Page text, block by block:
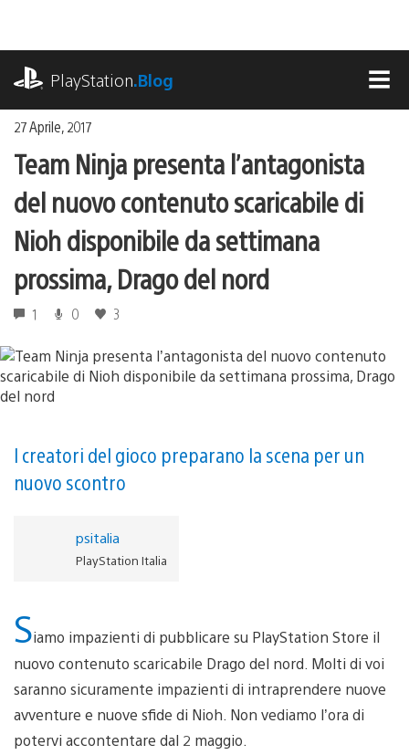
contenuto
PlayStation.Blog
27 Aprile, 2017
Team Ninja presenta l’antagonista
del nuovo contenuto scaricabile di
Nioh disponibile da settimana
prossima, Drago del nord
1 0 3
I creatori del gioco preparano la scena per un
nuovo scontro
psitalia
PlayStation Italia
Siamo impazienti di pubblicare su PlayStation Store il
nuovo contenuto scaricabile Drago del nord. Molti di voi
saranno sicuramente impazienti di intraprendere nuove
avventure e nuove sfide di Nioh. Non vediamo l’ora di
potervi accontentare dal 2 maggio.